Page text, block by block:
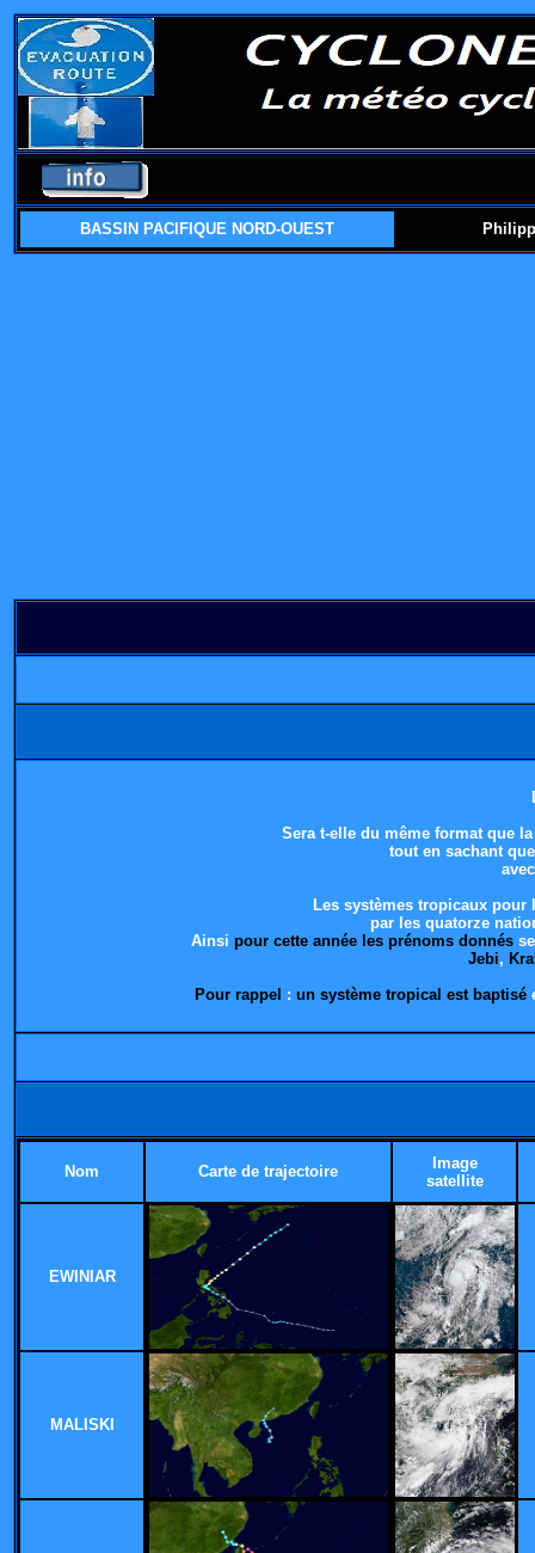
BASSIN PACIFIQUE NORD-OUEST
Sera t-elle du même format que
tout en sachant
Les systèmes tropicaux
par les quatorze
Ainsi pour cette année les prénoms donnés
Jebi,
Pour rappel : un système tropical est baptisé
Nom Carte de trajectoire
Image
satellite
EWINIAR
MALISKI